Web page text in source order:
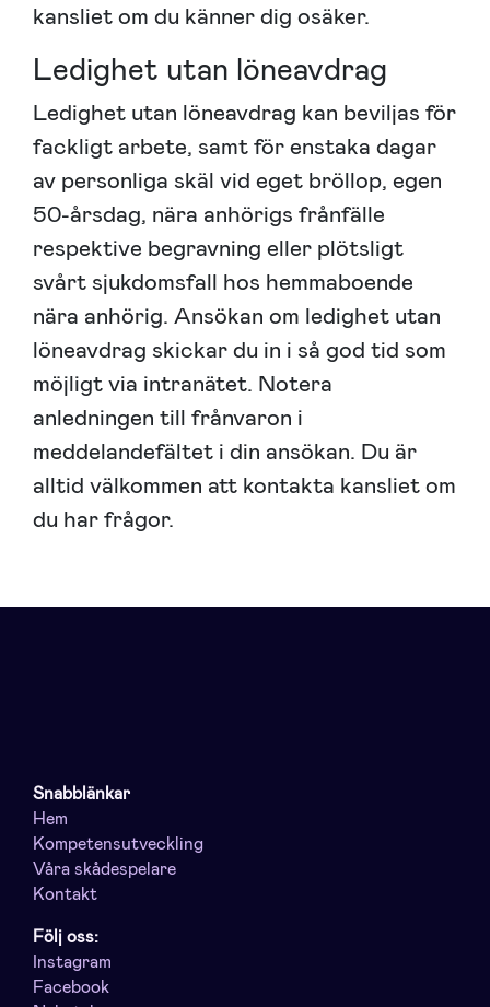
kansliet om du känner dig osäker.
Ledighet utan löneavdrag
Ledighet utan löneavdrag kan beviljas för
fackligt arbete, samt för enstaka dagar
av personliga skäl vid eget bröllop, egen
50-årsdag, nära anhörigs frånfälle
respektive begravning eller plötsligt
svårt sjukdomsfall hos hemmaboende
nära anhörig. Ansökan om ledighet utan
löneavdrag skickar du in i så god tid som
möjligt via intranätet. Notera
anledningen till frånvaron i
meddelandefältet i din ansökan. Du är
alltid välkommen att kontakta kansliet om
du har frågor.
Snabblänkar
Hem
Kompetensutveckling
Våra skådespelare
Kontakt
Följ oss:
Instagram
Facebook